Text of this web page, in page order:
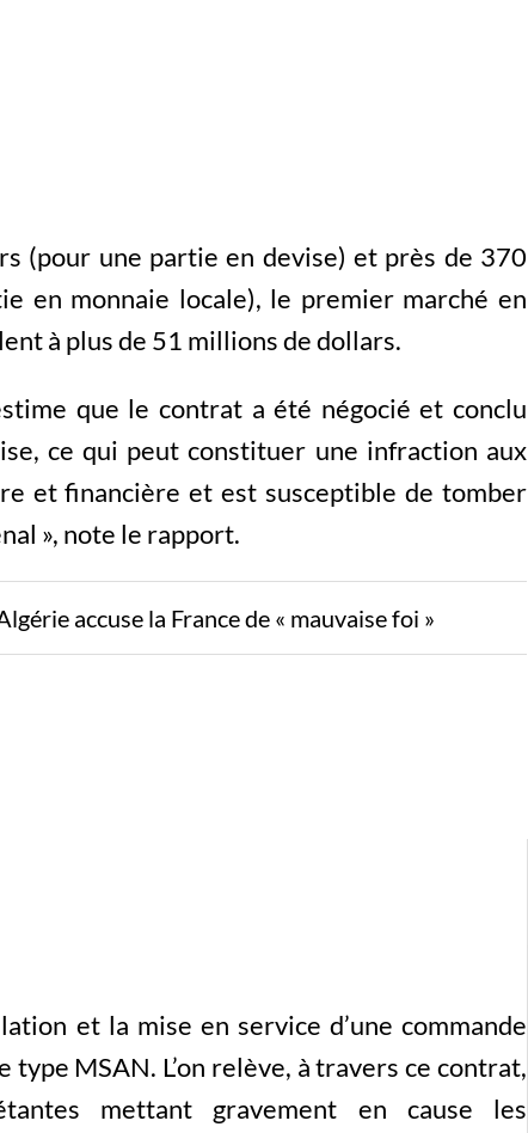
(pour une partie en devise) et près de 370
en monnaie locale), le premier marché en
à plus de 51 millions de dollars.
que le contrat a été négocié et conclu
ce qui peut constituer une infraction aux
et financière et est susceptible de tomber
», note le rapport.
accuse la France de « mauvaise foi »
et la mise en service d’une commande
type MSAN. L’on relève, à travers ce contrat,
mettant gravement en cause les